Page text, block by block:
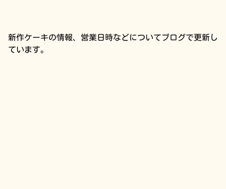
新作ケーキの情報、営業日時などについてブログで更新し
ています。